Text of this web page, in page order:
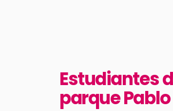
Estudiantes
parque